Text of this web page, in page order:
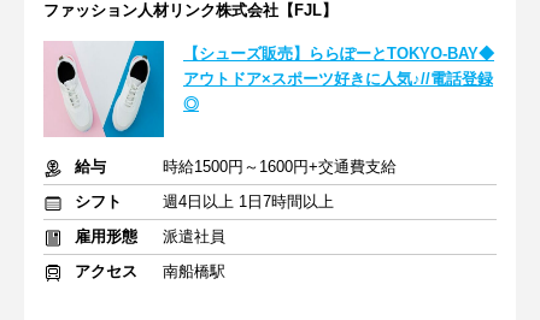
ファッション人材リンク株式会社【FJL】
【シューズ販売】ららぽーとTOKYO-BAY◆
アウトドア×スポーツ好きに人気♪//電話登録
◎
給与
時給1500円～1600円+交通費支給
シフト
週4日以上 1日7時間以上
雇用形態
派遣社員
アクセス
南船橋駅